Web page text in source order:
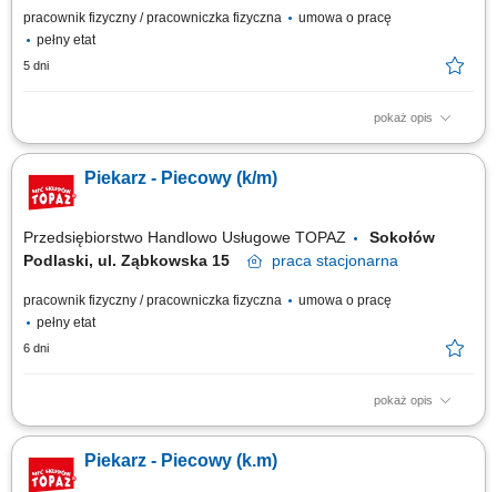
pracownik fizyczny / pracowniczka fizyczna
umowa o pracę
pełny etat
5 dni
pokaż opis
Przygotowywanie i wypiek chleba, bułek oraz innych wyrobów
produkcyjnym. Kontrola jakości produktów i dbanie o zgodność z
normami. Przygotowanie składników do dalszej produkcji oraz utrzymanie
Piekarz - Piecowy (k/m)
Przedsiębiorstwo Handlowo Usługowe TOPAZ
Sokołów
Podlaski, ul. Ząbkowska 15
praca stacjonarna
pracownik fizyczny / pracowniczka fizyczna
umowa o pracę
pełny etat
6 dni
pokaż opis
Twoje główne zadania: produkcja i pieczenie chlebów, bułek oraz innych
urządzeń piekarniczych dbałość o wysoką jakość produktów
przygotowywanie surowca na następną zmianę/dzień współpraca z
Piekarz - Piecowy (k.m)